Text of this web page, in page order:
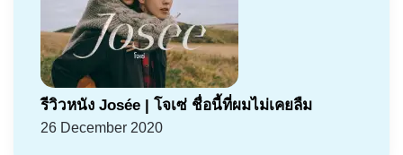
รีวิวหนัง Josée | โจเซ่ ชื่อนี้ที่ผมไม่เคยลืม
26 December 2020